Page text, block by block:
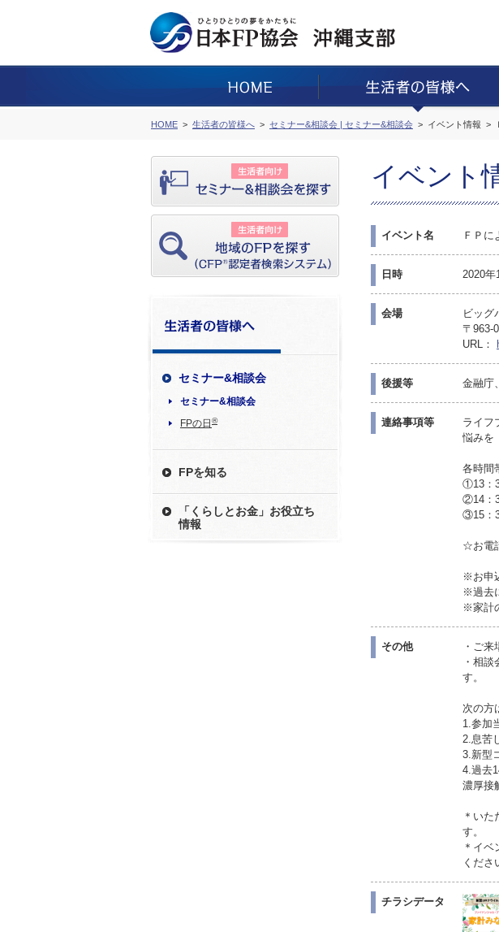
HOME 生活者の皆様へ セミナー&相談会 | セミナー&相談会 イベント情報
セミナー&相談会
セミナー&相談会
FPの日 ®
FPを知る
「くらしとお金」お役立ち
情報
イベント
イベント名 ＦＰ
日時 2020年
会場
ビッ
〒963-
URL：
後援等 金融庁
連絡事項等
ライフ
悩みを
各時間
①13：
②14：
③15：
☆お電
※お申
※過去
※家計
その他
・ご
・相
す。
次の方
1.参加
2.息苦
3.新型
4.過去
濃厚接
＊い
す。
＊イ
くださ
チラシデータ